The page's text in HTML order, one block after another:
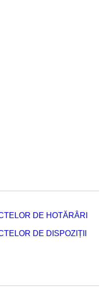
DE HOTĂRÂRI
DE DISPOZIȚII